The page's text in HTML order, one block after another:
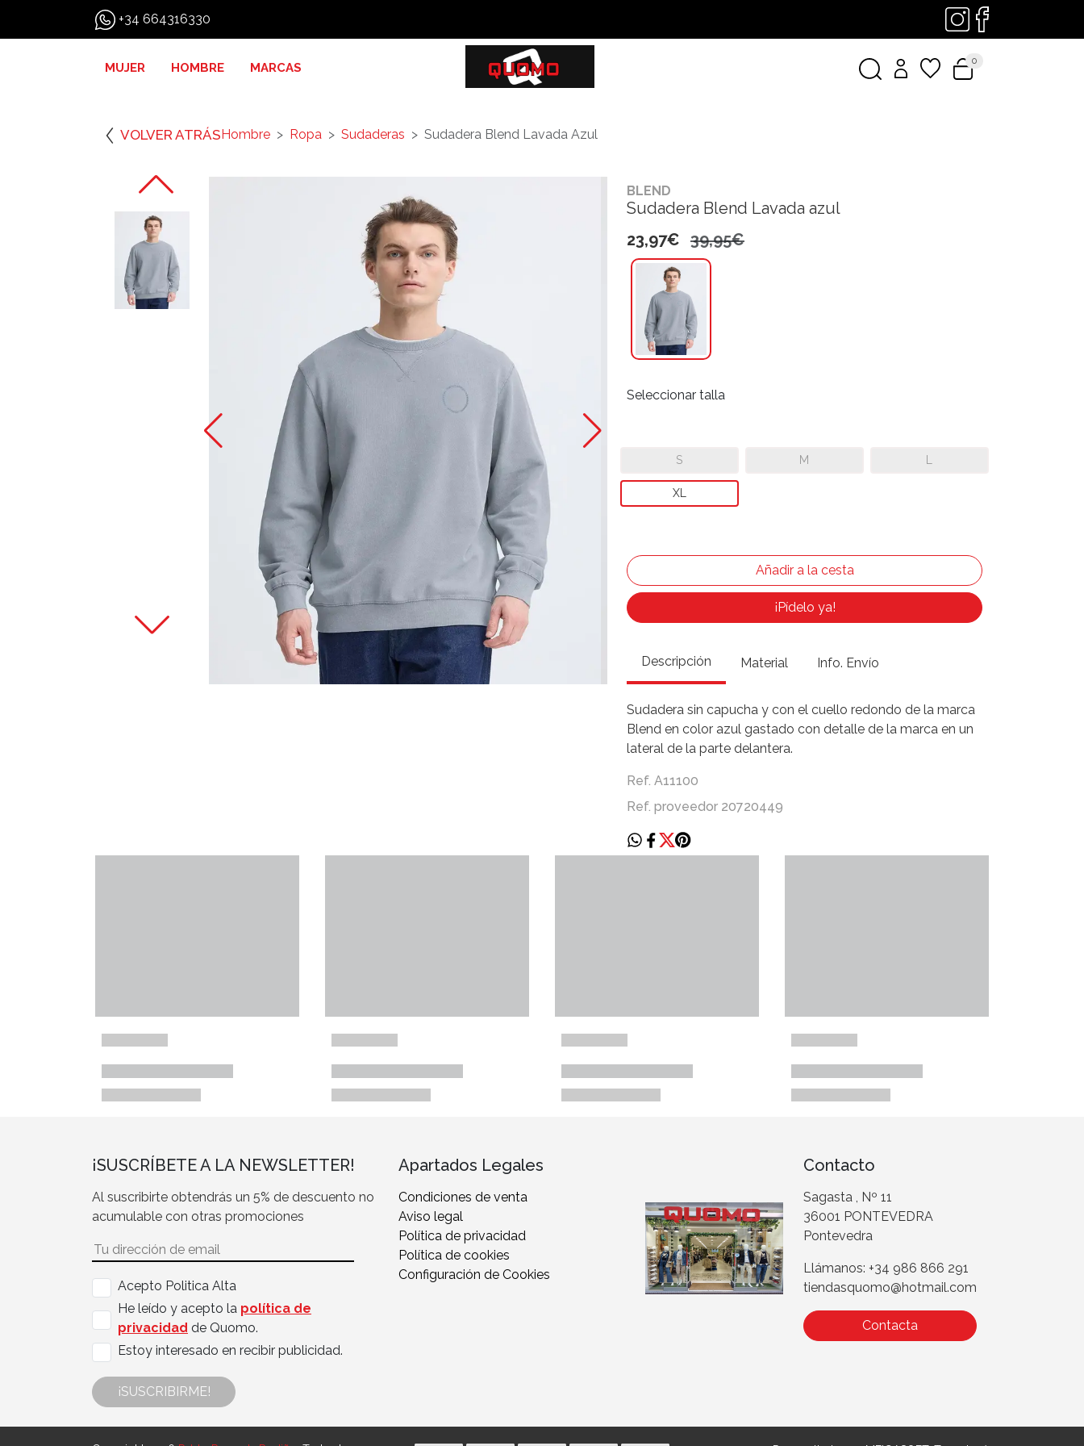
+34 664316330
MUJER HOMBRE MARCAS 0
VOLVER ATRÁSHombre Ropa Sudaderas Sudadera Blend Lavada Azul
BLEND
Sudadera Blend Lavada azul
23,97€ 39,95€
Seleccionar talla
S M
XL
¡Pídelo ya!
Descripción Material Info. Envío
Sudadera sin capucha y con el cuello redondo de la marca
Blend en color azul gastado con detalle de la marca en un
lateral de la parte delantera.
Ref. A11100
Ref. proveedor 20720449
¡SUSCRÍBETE A LA NEWSLETTER!
Al suscribirte obtendrás un 5% de descuento no
acumulable con otras promociones
Acepto Politica Alta
He leído y acepto la política de
privacidad de Quomo.
Estoy interesado en recibir publicidad.
¡SUSCRIBIRME!
Apartados Legales
Condiciones de venta
Aviso legal
Política de privacidad
Política de cookies
Configuración de Cookies
Contacto
Sagasta , Nº 11
36001 PONTEVEDRA
Pontevedra
Llámanos: +34 986 866 291
tiendasquomo@hotmail.com
Contacta